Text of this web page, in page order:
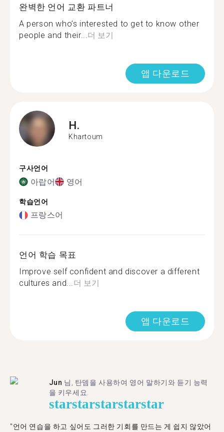
완벽한 언어 교환 파트너
A person who’s interested to get to know other
people and their...더 보기
앱 다운로드
H.
Khartoum
구사언어
아랍어 영어
학습언어
프랑스어
언어 학습 목표
Improve self confident and discover a different
cultures and...더 보기
앱 다운로드
Jun 님, 탄뎀을 사용하여 영어 말하기와 듣기 능력
을 키우세요.
starstarstarstarstar
"언어 연습을 하고 싶어도 그러한 기회를 만드는 게 쉽지 않았어